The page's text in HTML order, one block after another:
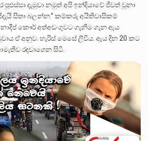
දැමුවා නමුත් අපි ඉන්දියාවේ ජීවත් වුනා
සිතා බලන්න.” කම්කරු අයිතිවාසිකම්
කෞර් අත්අඩංගුවට ගැනීම ගැන ඇය
ඒ අනුව. හැරිස් මෙසේ ලිවීය. ඇය දින 20 කට
රඳවාගෙන සිටී.